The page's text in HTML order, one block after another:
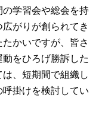
学習会や総会を持
がりが創られてき
かいですが、皆さ
をひろげ勝訴した
、短期間で組織し
掛けを検討してい